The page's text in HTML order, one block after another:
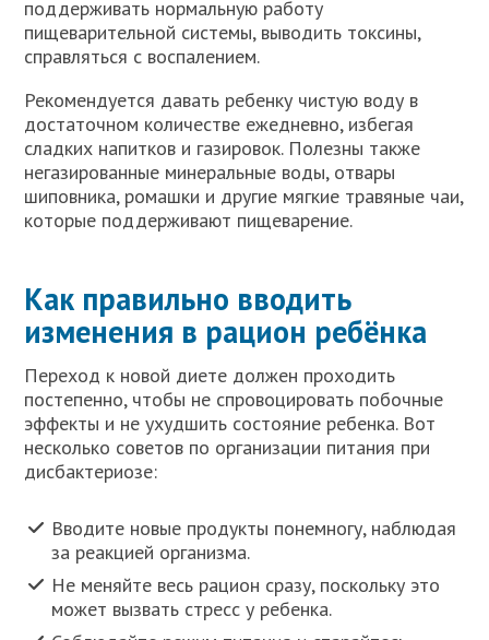
поддерживать нормальную работу
пищеварительной системы, выводить токсины,
справляться с воспалением.
Рекомендуется давать ребенку чистую воду в
достаточном количестве ежедневно, избегая
сладких напитков и газировок. Полезны также
негазированные минеральные воды, отвары
шиповника, ромашки и другие мягкие травяные чаи,
которые поддерживают пищеварение.
Как правильно вводить
изменения в рацион ребёнка
Переход к новой диете должен проходить
постепенно, чтобы не спровоцировать побочные
эффекты и не ухудшить состояние ребенка. Вот
несколько советов по организации питания при
дисбактериозе:
Вводите новые продукты понемногу, наблюдая
за реакцией организма.
Не меняйте весь рацион сразу, поскольку это
может вызвать стресс у ребенка.